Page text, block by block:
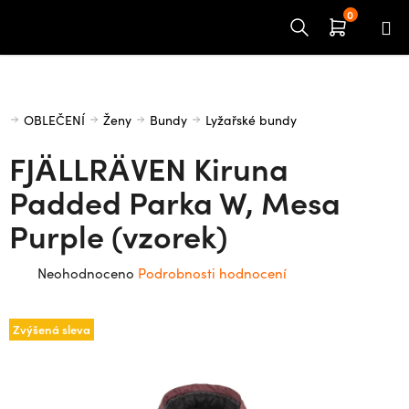
Domů
OBLEČENÍ Ženy Bundy Lyžařské bundy
FJÄLLRÄVEN Kiruna
Padded Parka W, Mesa
Purple (vzorek)
Průměrné
produktu
je
Neohodnoceno Podrobnosti hodnocení
Zvýšená sleva